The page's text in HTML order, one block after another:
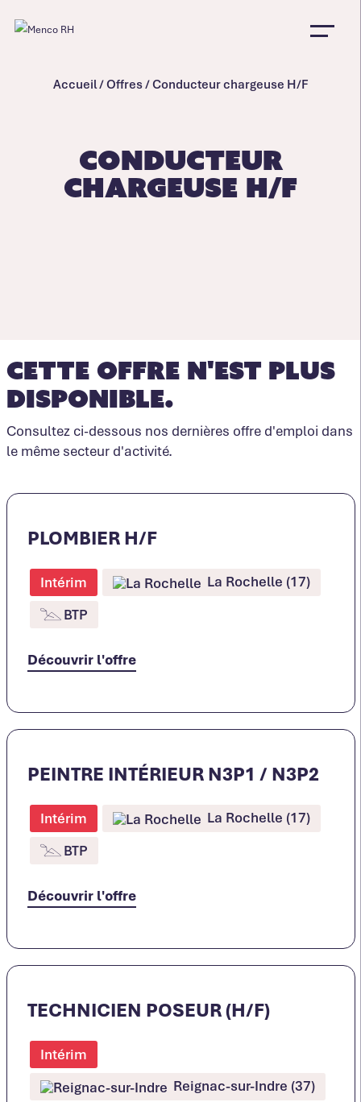
Accueil/Offres/Conducteur chargeuse H/F
Conducteur
chargeuse H/F
Cette offre n'est plus
disponible.
Consultez ci-dessous nos dernières offre d'emploi dans
le même secteur d'activité.
PLOMBIER H/F
Intérim
La Rochelle (17)
BTP
Découvrir l'offre
PEINTRE INTÉRIEUR N3P1 / N3P2
Intérim
La Rochelle (17)
BTP
Découvrir l'offre
TECHNICIEN POSEUR (H/F)
Intérim
Reignac-sur-Indre (37)